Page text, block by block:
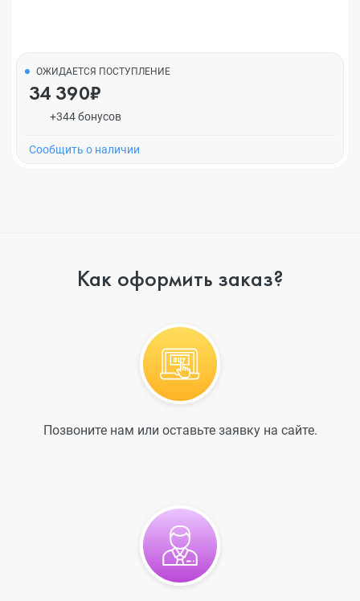
ОЖИДАЕТСЯ ПОСТУПЛЕНИЕ
34 390₽
+344 бонусов
Cообщить о наличии
Как оформить заказ?
Позвоните нам или оставьте заявку на сайте.